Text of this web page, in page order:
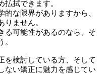
払拭できます。
な限界がありますから、
ません。
る可能性があるのなら、そ
。
を検討している方、そして
ない矯正に魅力を感じてい